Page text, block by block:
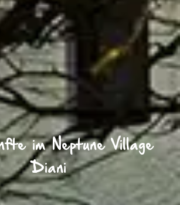
im Neptune Village
Diani